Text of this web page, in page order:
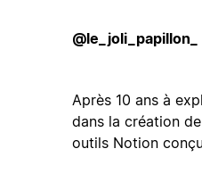
@le_joli_papillon_
Après 10 ans à
dans la création
outils Notion